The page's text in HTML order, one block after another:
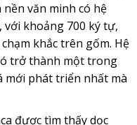
văn minh có hệ
khoảng 700 ký tự,
khắc trên gốm. Hệ
trở thành một trong
mới phát triển nhất mà
được tìm thấy dọc